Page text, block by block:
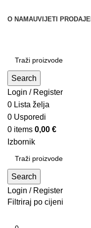
O NAMAUVIJETI PRODAJE
Search
Login / Register
0 Lista želja
0 Usporedi
0 items 0,00 €
Izbornik
Search
Login / Register
Filtriraj po cijeni